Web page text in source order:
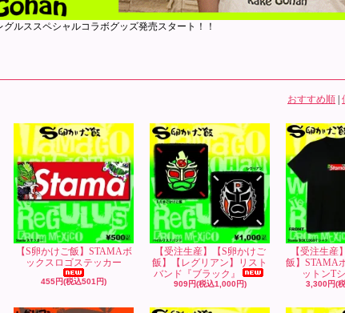
ルススペシャルコラボグッズ発売スタート！！
おすすめ順
【S卵かけご飯】STAMAボ
ックスロゴステッカー
455円(税込501円)
【受注生産】【S卵かけご
飯】【レグリアン】リスト
バンド『ブラック』
909円(税込1,000円)
【受注生産
飯】STAMA
ットンT
3,300円(